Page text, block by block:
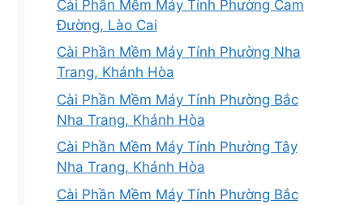
Cài Phần Mềm Máy Tính Phường Cam
Đường, Lào Cai
Cài Phần Mềm Máy Tính Phường Nha
Trang, Khánh Hòa
Cài Phần Mềm Máy Tính Phường Bắc
Nha Trang, Khánh Hòa
Cài Phần Mềm Máy Tính Phường Tây
Nha Trang, Khánh Hòa
Cài Phần Mềm Máy Tính Phường Bắc